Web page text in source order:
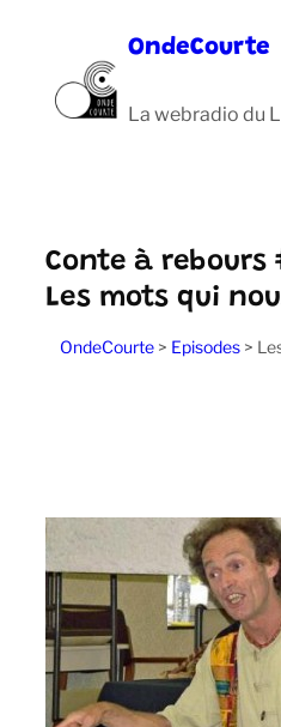
contenu
OndeCourte
La webradio du
Conte à rebours
Les mots qui
OndeCourte> Episodes>